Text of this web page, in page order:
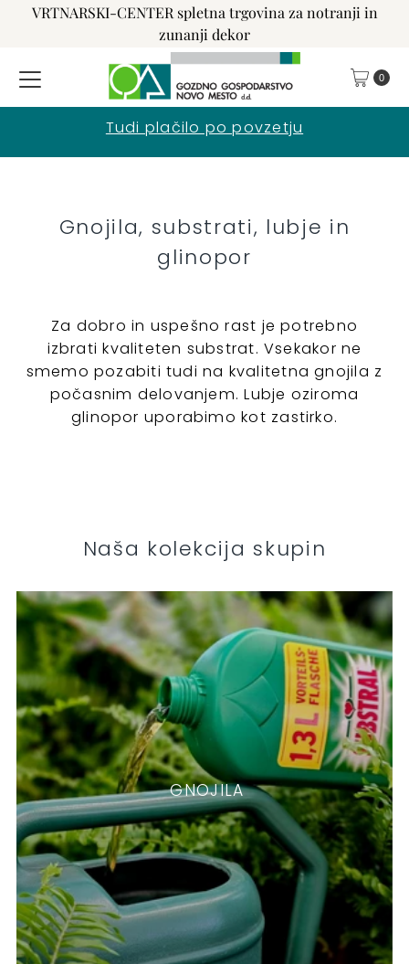
Preskoči na vsebino
VRTNARSKI-CENTER spletna trgovina za notranji in
zunanji dekor
0
Tudi plačilo po povzetju
Gnojila, substrati, lubje in
glinopor
Za dobro in uspešno rast je potrebno
izbrati kvaliteten substrat. Vsekakor ne
smemo pozabiti tudi na kvalitetna gnojila z
počasnim delovanjem. Lubje oziroma
glinopor uporabimo kot zastirko.
Naša kolekcija skupin
GNOJILA